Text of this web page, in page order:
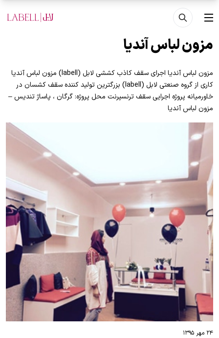
رفتن به محتوای اصلی
منو
مزون لباس آنديا
مزون لباس آنديا اجرای سقف کاذب کششی لابل (labell) مزون لباس آنديا
کاری از گروه صنعتی لابل (labell) بزرگترین تولید کننده سقف کشسان در
خاورمیانه پروژه اجرایی سقف ترنسپرنت محل پروژه: گرگان ، پاساژ تنديس –
مزون لباس آنديا
۲۴ مهر ۱۳۹۵